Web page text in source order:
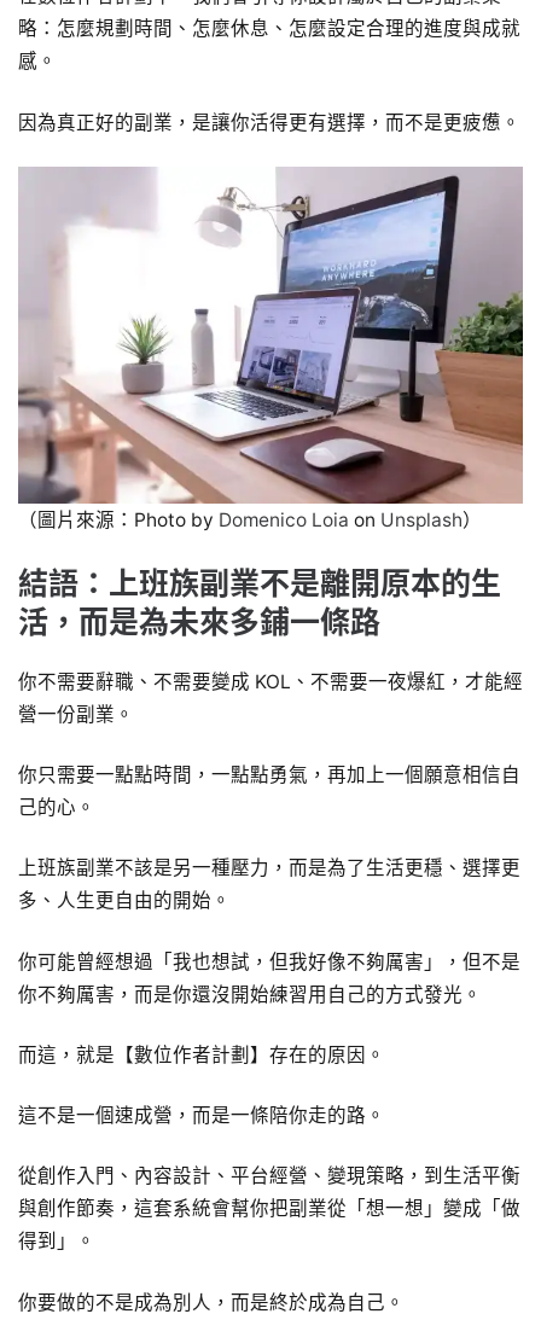
略：怎麼規劃時間、怎麼休息、怎麼設定合理的進度與成就
感。
因為真正好的副業，是讓你活得更有選擇，而不是更疲憊。
（圖片來源：Photo by Domenico Loia on Unsplash）
結語：上班族副業不是離開原本的生
活，而是為未來多鋪一條路
你不需要辭職、不需要變成 KOL、不需要一夜爆紅，才能經
營一份副業。
你只需要一點點時間，一點點勇氣，再加上一個願意相信自
己的心。
上班族副業不該是另一種壓力，而是為了生活更穩、選擇更
多、人生更自由的開始。
你可能曾經想過「我也想試，但我好像不夠厲害」，但不是
你不夠厲害，而是你還沒開始練習用自己的方式發光。
而這，就是【數位作者計劃】存在的原因。
這不是一個速成營，而是一條陪你走的路。
從創作入門、內容設計、平台經營、變現策略，到生活平衡
與創作節奏，這套系統會幫你把副業從「想一想」變成「做
得到」。
你要做的不是成為別人，而是終於成為自己。